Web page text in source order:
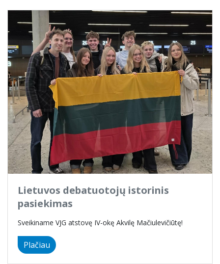
Lietuvos debatuotojų istorinis
pasiekimas
Sveikiname VJG atstovę IV-okę Akvilę Mačiulevičiūtę!
Plačiau